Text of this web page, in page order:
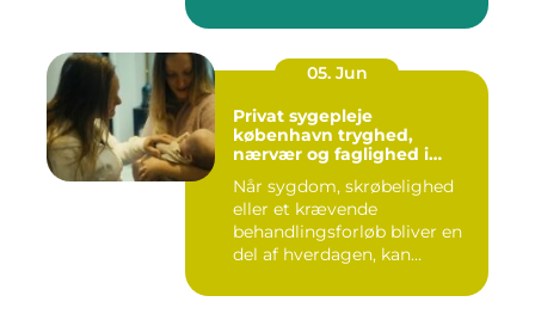
05. Jun
Privat sygepleje
københavn tryghed,
nærvær og faglighed i
Når sygdom, skrøbelighed
eller et krævende
behandlingsforløb bliver en
del af hverdagen, kan